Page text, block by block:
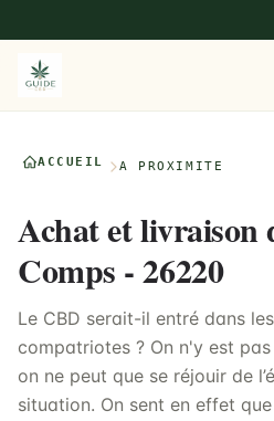
ACCUEIL À PROXIMITÉ
Achat et livraison
Comps - 26220
Le CBD serait-il entré dans
compatriotes ? On n'y est
on ne peut que se réjouir de
situation. On sent en effet